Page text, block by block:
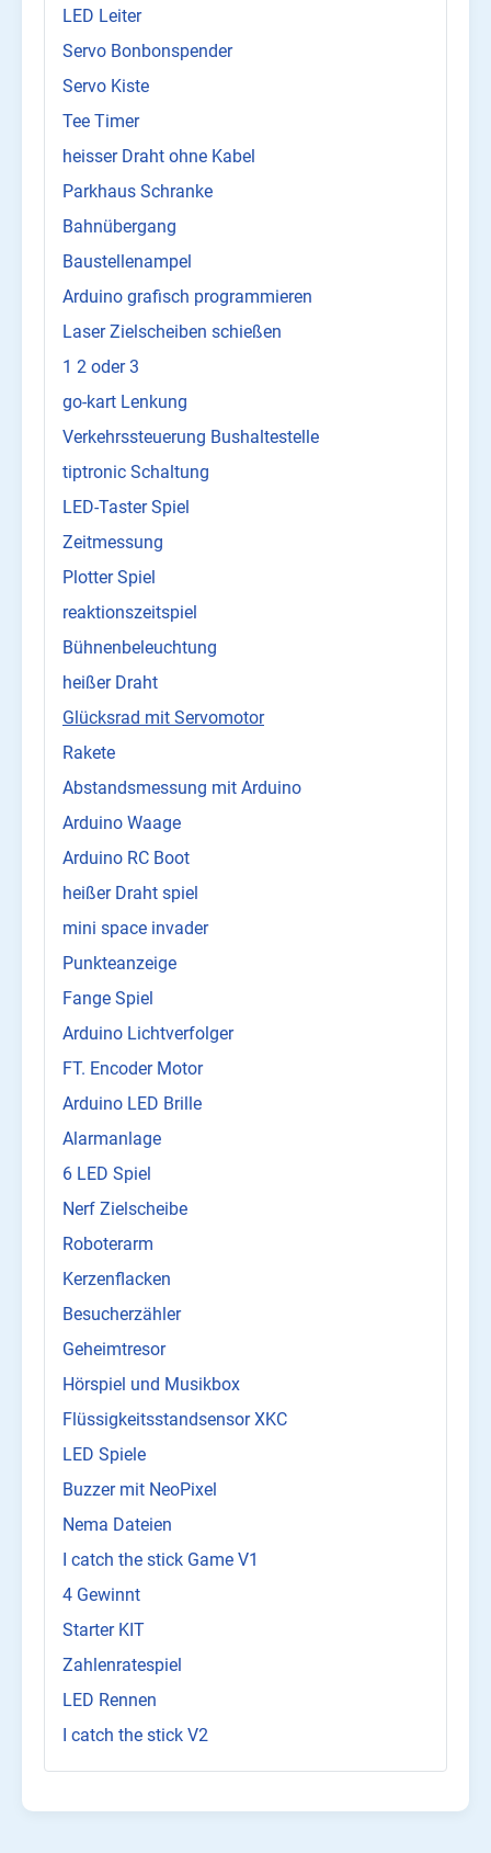
LED Leiter
Servo Bonbonspender
Servo Kiste
Tee Timer
heisser Draht ohne Kabel
Parkhaus Schranke
Bahnübergang
Baustellenampel
Arduino grafisch programmieren
Laser Zielscheiben schießen
1 2 oder 3
go-kart Lenkung
Verkehrssteuerung Bushaltestelle
tiptronic Schaltung
LED-Taster Spiel
Zeitmessung
Plotter Spiel
reaktionszeitspiel
Bühnenbeleuchtung
heißer Draht
Glücksrad mit Servomotor
Rakete
Abstandsmessung mit Arduino
Arduino Waage
Arduino RC Boot
heißer Draht spiel
mini space invader
Punkteanzeige
Fange Spiel
Arduino Lichtverfolger
FT. Encoder Motor
Arduino LED Brille
Alarmanlage
6 LED Spiel
Nerf Zielscheibe
Roboterarm
Kerzenflacken
Besucherzähler
Geheimtresor
Hörspiel und Musikbox
Flüssigkeitsstandsensor XKC
LED Spiele
Buzzer mit NeoPixel
Nema Dateien
I catch the stick Game V1
4 Gewinnt
Starter KIT
Zahlenratespiel
LED Rennen
I catch the stick V2